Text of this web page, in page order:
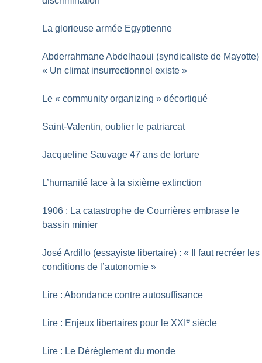
La glorieuse armée Egyptienne
Abderrahmane Abdelhaoui (syndicaliste de Mayotte)
« Un climat insurrectionnel existe »
Le « community organizing » décortiqué
Saint-Valentin, oublier le patriarcat
Jacqueline Sauvage 47 ans de torture
L’humanité face à la sixième extinction
1906 : La catastrophe de Courrières embrase le
bassin minier
José Ardillo (essayiste libertaire) : «
Il faut recréer les
conditions de l’autonomie »
Lire : Abondance contre autosuffisance
Lire : Enjeux libertaires pour le XXIe siècle
Lire : Le Dérèglement du monde